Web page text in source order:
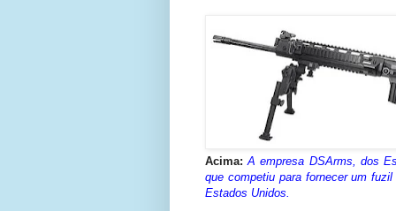
Acima: A empresa DSArms, dos
que competiu para fornecer um
Estados Unidos.